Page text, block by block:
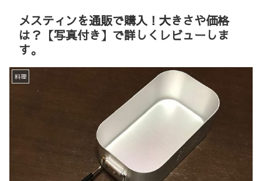
メスティンを通販で購入！大きさや価格
は？【写真付き】で詳しくレビューしま
す。
料理